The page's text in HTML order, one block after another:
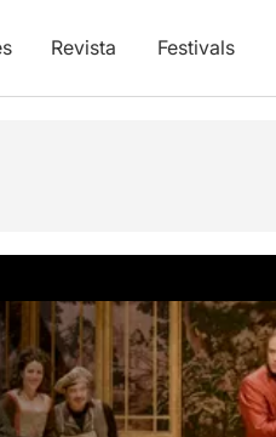
Revista Festivals
Opinions Articles